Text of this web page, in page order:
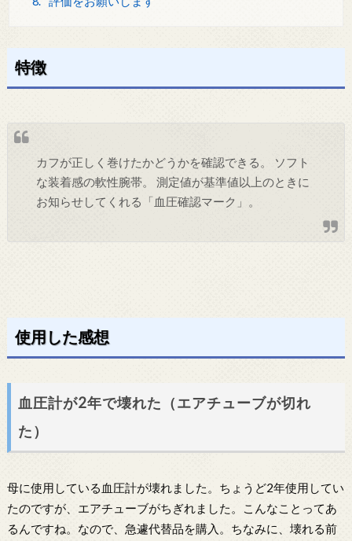
特徴
カフが正しく巻けたかどうかを確認できる。 ソフト
な装着感の軟性腕帯。 測定値が基準値以上のときに
お知らせしてくれる「血圧確認マーク」。
使用した感想
血圧計が2年で壊れた（エアチューブが切れ
た）
母に使用している血圧計が壊れました。ちょうど2年使用してい
たのですが、エアチューブがちぎれました。こんなことってあ
るんですね。なので、急遽代替品を購入。ちなみに、壊れる前